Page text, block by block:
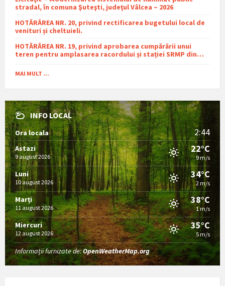
stradal, în comuna Şuteşti, judeţul Vâlcea – 2026
HOTĂRÂREA NR. 20, privind rectificarea bugetului local de
venituri și cheltuieli.
HOTĂRÂREA NR. 19, privind aprobarea cumpărării unui
teren pentru amplasarea racordului și stației SRMP din
comuna Sutești.
MAI MULT ...
INFO LOCAL
Ora locala 2:44
Astazi
9 august 2026
22°C
9 m/s
Luni
10 august 2026
34°C
2 m/s
Marți
11 august 2026
38°C
1 m/s
Miercuri
12 august 2026
35°C
5 m/s
Informații furnizate de:OpenWeatherMap.org